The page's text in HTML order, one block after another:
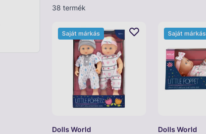
38 termék
Dolls World
Saját márkás
Dolls World
Saját márkás